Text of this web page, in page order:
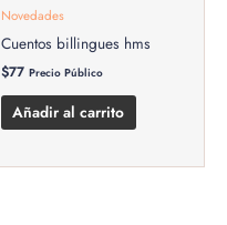
Novedades
Cuentos billingues hms
$77 Precio Público
Añadir al carrito